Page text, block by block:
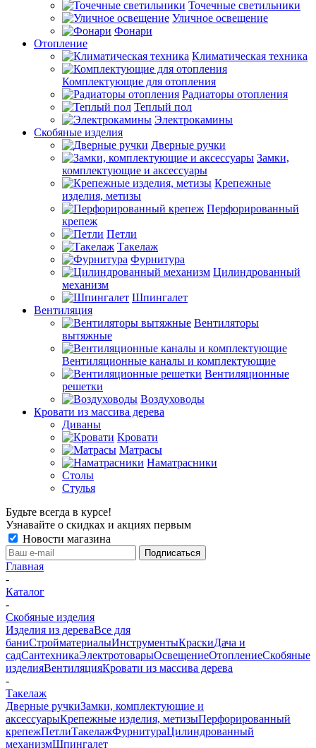
Точечные светильники
Уличное освещение
Фонари
Отопление
Климатическая техника
Комплектующие для отопления
Радиаторы отопления
Теплый пол
Электрокамины
Скобяные изделия
Дверные ручки
Замки,
комплектующие и аксессуары
Крепежные
изделия, метизы
Перфорированный
крепеж
Петли
Такелаж
Фурнитура
Цилиндрованный
механизм
Шпингалет
Вентиляция
Вентиляторы
вытяжные
Вентиляционные каналы и комплектующие
Вентиляционные
решетки
Воздуховоды
Кровати из массива дерева
Диваны
Кровати
Матрасы
Наматрасники
Столы
Стулья
Будьте всегда в курсе!
Узнавайте о скидках и акциях первым
Новости магазина
Главная
-
Каталог
-
Скобяные изделия
Изделия из дереваВсе для
баниСтройматериалыИнструментыКраскиДача и
садСантехникаЭлектротоварыОсвещениеОтоплениеСкобяные
изделияВентиляцияКровати из массива дерева
-
Такелаж
Дверные ручкиЗамки, комплектующие и
аксессуарыКрепежные изделия, метизыПерфорированный
крепежПетлиТакелажФурнитураЦилиндрованный
механизмШпингалет